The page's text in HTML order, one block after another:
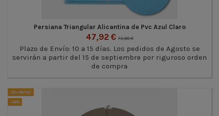
Persiana Triangular Alicantina de Pvc Azul Claro
47,92 €72,60 €
Plazo de Envío: 10 a 15 días. Los pedidos de Agosto se
servirán a partir del 15 de septiembre por riguroso orden
de compra
¡En oferta!
-34%